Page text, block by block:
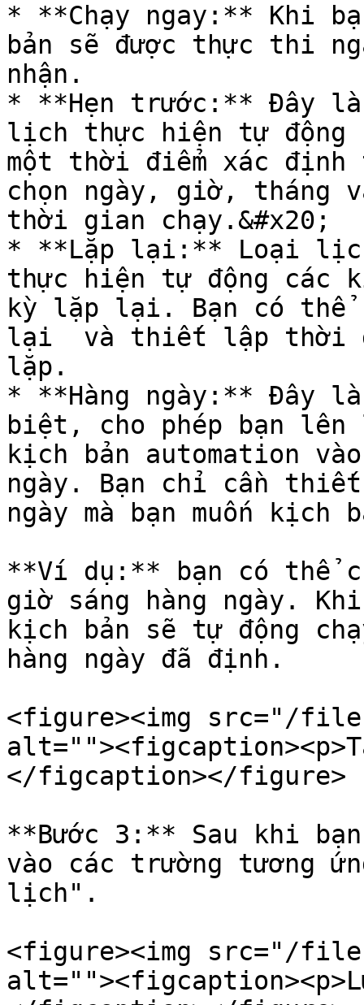
* **Chạy ngay:** Khi
bản sẽ được thực thi
nhận.
* **Hẹn trước:** Đây
lịch thực hiện tự động
một thời điểm xác
chọn ngày, giờ, tháng
thời gian chạy.&#x20;
* **Lặp lại:** Loại
thực hiện tự động các
kỳ lặp lại. Bạn có thể
lại  và thiết lập thời
lặp.
* **Hàng ngày:**
biệt, cho phép bạn
kịch bản automation
ngày. Bạn chỉ cần
ngày mà bạn muốn kịch
**Ví dụ:** bạn có thể
giờ sáng hàng ngày.
kịch bản sẽ tự động
hàng ngày đã định.
<figure><img src="/files/
</figcaption></figure>
**Bước 3:** Sau khi
vào các trường tương
lịch".
<figure><img src="/files/